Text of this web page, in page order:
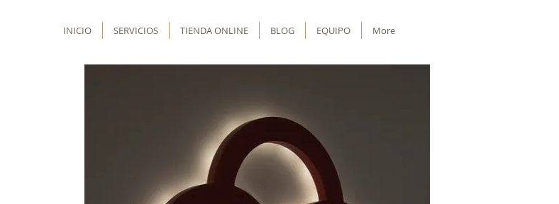
INICIO SERVICIOS TIENDA ONLINE BLOG EQUIPO More